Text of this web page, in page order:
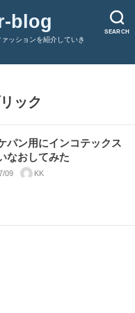
SEARCH
blog
ッションを紹介していき
ック
パン用にインコテックス
なおしてみた
09 KK